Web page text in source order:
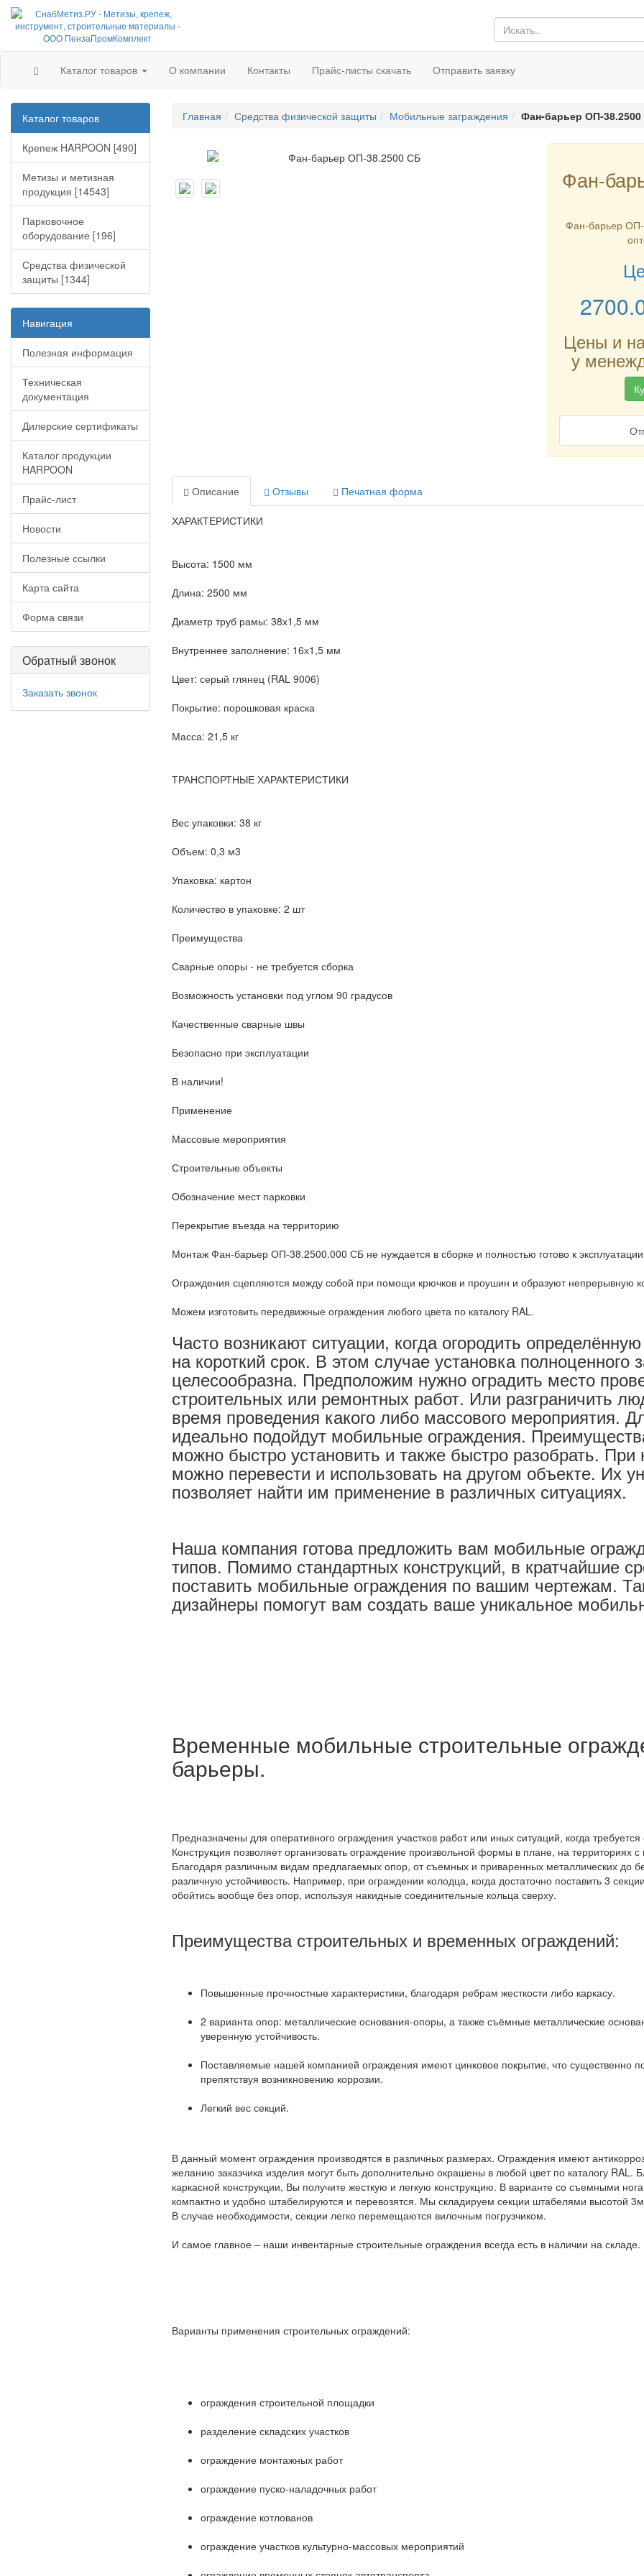
Каталог товаров О компании Контакты Прайс-листы скачать Отправить заявку
Каталог товаров
Крепеж HARPOON [490]
Метизы и метизная
продукция [14543]
Парковочное
оборудование [196]
Средства физической
защиты [1344]
Навигация
Полезная информация
Техническая
документация
Дилерские сертификаты
Каталог продукции
HARPOON
Прайс-лист
Новости
Полезные ссылки
Карта сайта
Форма связи
Обратный звонок
Заказать звонок
Главная Средства физической защиты Мобильные заграждения Фан-барьер ОП-
Фан-
Фан-барьер ОП-
Цены и
у
Описание Отзывы Печатная форма
ХАРАКТЕРИСТИКИ
Высота: 1500 мм
Длина: 2500 мм
Диаметр труб рамы: 38х1,5 мм
Внутреннее заполнение: 16х1,5 мм
Цвет: серый глянец (RAL 9006)
Покрытие: порошковая краска
Масса: 21,5 кг
ТРАНСПОРТНЫЕ ХАРАКТЕРИСТИКИ
Вес упаковки: 38 кг
Объем: 0,3 м3
Упаковка: картон
Количество в упаковке: 2 шт
Преимущества
Сварные опоры - не требуется сборка
Возможность установки под углом 90 градусов
Качественные сварные швы
Безопасно при эксплуатации
В наличии!
Применение
Массовые мероприятия
Строительные объекты
Обозначение мест парковки
Перекрытие въезда на территорию
Монтаж Фан-барьер ОП-38.2500.000 СБ не нуждается в сборке и полностью готово к
Ограждения сцепляются между собой при помощи крючков и проушин и образуют непрерывную
Можем изготовить передвижные ограждения любого цвета по каталогу RAL.
Часто возникают ситуации, когда огородить
на короткий срок. В этом случае установка полноценного
целесообразна. Предположим нужно оградить место
строительных или ремонтных работ. Или разграничить
время проведения какого либо массового мероприятия.
идеально подойдут мобильные ограждения.
можно быстро установить и также быстро разобрать. При
можно перевести и использовать на другом объекте. Их
позволяет найти им применение в различных ситуациях.
Наша компания готова предложить вам мобильные
типов. Помимо стандартных конструкций, в кратчайшие
поставить мобильные ограждения по вашим чертежам.
дизайнеры помогут вам создать ваше уникальное
Временные мобильные строительные
барьеры.
Предназначены для оперативного ограждения участков работ или иных ситуаций, когда
Конструкция позволяет организовать ограждение произвольной формы в плане, на
Благодаря различным видам предлагаемых опор, от съемных и приваренных металлических до
различную устойчивость. Например, при ограждении колодца, когда достаточно поставить 3
обойтись вообще без опор, используя накидные соединительные кольца сверху.
Преимущества строительных и временных ограждений:
Повышенные прочностные характеристики, благодаря ребрам жесткости либо каркасу.
2 варианта опор: металлические основания-опоры, а также съёмные металлические
уверенную устойчивость.
Поставляемые нашей компанией ограждения имеют цинковое покрытие, что существенно
препятствуя возникновению коррозии.
Легкий вес секций.
В данный момент ограждения производятся в различных размерах. Ограждения имеют
желанию заказчика изделия могут быть дополнительно окрашены в любой цвет по каталогу RAL.
каркасной конструкции, Вы получите жесткую и легкую конструкцию. В варианте со съемными
компактно и удобно штабелируются и перевозятся. Мы складируем секции штабелями высотой
В случае необходимости, секции легко перемещаются вилочным погрузчиком.
И самое главное – наши инвентарные строительные ограждения всегда есть в наличии на складе.
Варианты применения строительных ограждений:
ограждения строительной площадки
разделение складских участков
ограждение монтажных работ
ограждение пуско-наладочных работ
ограждение котлованов
ограждение участков культурно-массовых мероприятий